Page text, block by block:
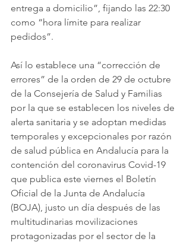
entrega a domicilio”, fijando las 22:30
como “hora límite para realizar
pedidos”.
Así lo establece una “corrección de
errores” de la orden de 29 de octubre
de la Consejería de Salud y Familias
por la que se establecen los niveles de
alerta sanitaria y se adoptan medidas
temporales y excepcionales por razón
de salud pública en Andalucía para la
contención del coronavirus Covid-19
que publica este viernes el Boletín
Oficial de la Junta de Andalucía
(BOJA), justo un día después de las
multitudinarias movilizaciones
protagonizadas por el sector de la